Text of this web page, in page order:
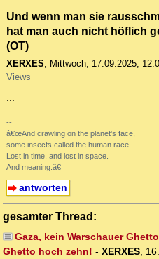
Und wenn man sie
hat man auch nicht höflich
(OT)
XERXES, Mittwoch, 17.09.2025,
Views
...
--
â€œAnd crawling on the planet's face,
some insects called the human race.
Lost in time, and lost in space.
And meaning.â€
antworten
gesamter Thread:
Gaza, kein Warschauer
Ghetto hoch zehn! - XERXES,